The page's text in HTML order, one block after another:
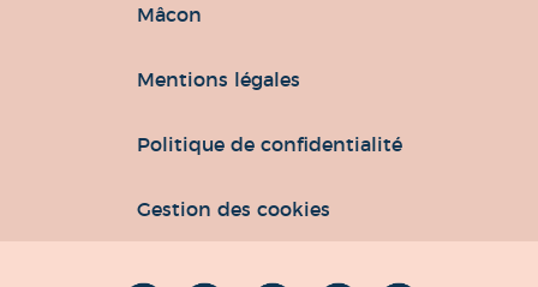
Mâcon
Mentions légales
Politique de confidentialité
Gestion des cookies